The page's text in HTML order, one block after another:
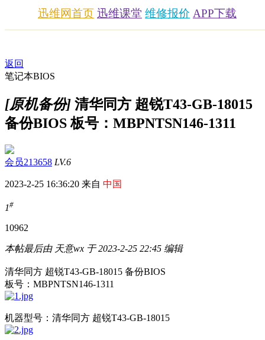
迅维网首页 迅维课堂 维修报价 APP下载
返回
笔记本BIOS
[原机备份] 清华同方 超锐T43-GB-18015
备份BIOS 板号：MBPNTSN146-1311
会员213658 LV.6
2023-2-25 16:36:20 来自 中国
1#
10962
本帖最后由 天意wx 于 2023-2-25 22:45 编辑
清华同方 超锐T43-GB-18015 备份BIOS
板号：MBPNTSN146-1311
机器型号：清华同方 超锐T43-GB-18015